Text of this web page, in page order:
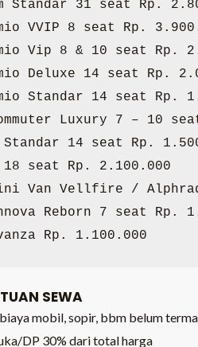
Standar 31 seat Rp.
VVIP 8 seat Rp.
Vip 8 & 10 seat Rp.
Deluxe 14 seat Rp.
Standar 14 seat Rp.
Luxury 7 – 10
Standar 14 seat Rp.
seat Rp. 2.100.000
Van Vellfire /
Reborn 7 seat Rp.
Rp. 1.100.000
SEWA
mobil, sopir, bbm belum
DP 30% dari total harga